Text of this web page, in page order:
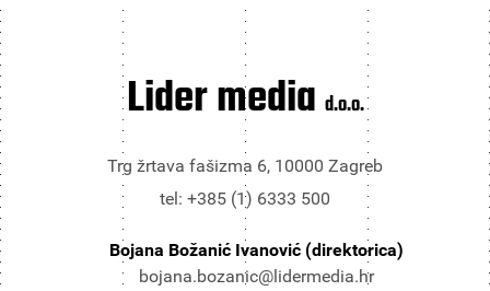
Lider media d.o.o.
Trg žrtava fašizma 6, 10000 Zagreb
tel: +385 (1) 6333 500
Bojana Božanić Ivanović (direktorica)
bojana.bozanic@lidermedia.hr